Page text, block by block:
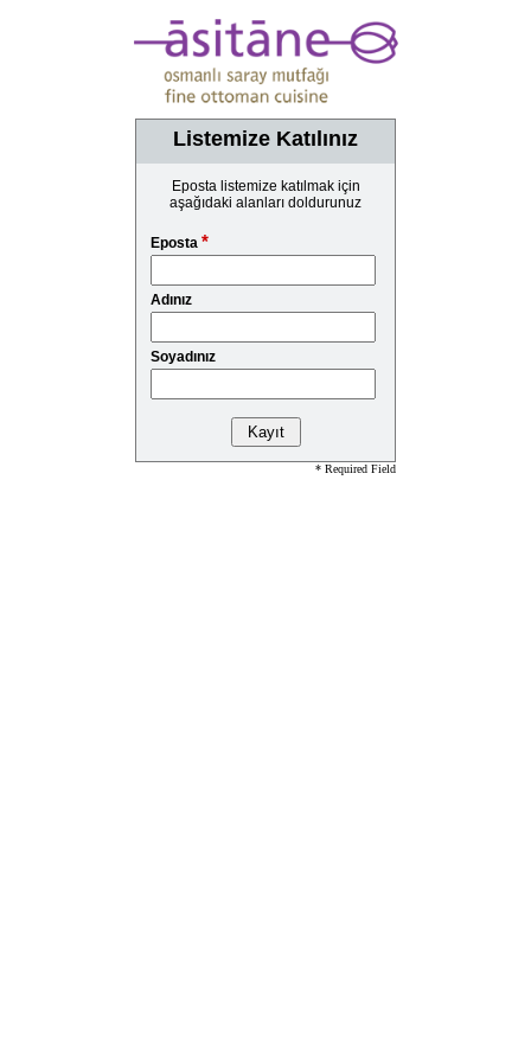
Listemize Katılınız
Eposta listemize katılmak için
aşağıdaki alanları doldurunuz
Eposta *
Adınız
Soyadınız
* Required Field